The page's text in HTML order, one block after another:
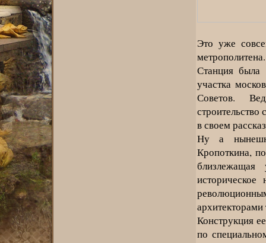
Это уже
метрополитена.
Станция была
участка
Советов.
строительство
в своем
Ну а
Кропоткина,
Конструкция
по